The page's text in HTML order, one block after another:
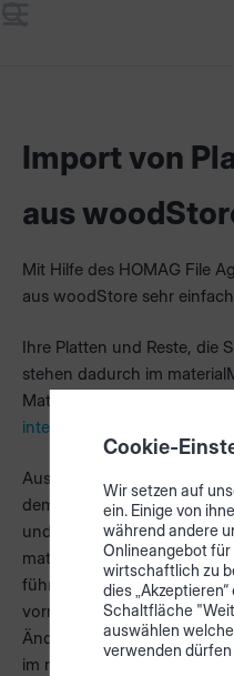
Import von
aus
Mit Hilfe des HOMAG File
aus woodStore sehr
Ihre Platten und Reste, die
stehen dadurch im
Materialverwaltung, und in
intelliDivide
Aus woodStore werden
dem Materialstamm, dem
und die vorhandenen
materialManager importiert.
führende System.
vornehmen, werden im
Änderungen an
im materialManager
Cookie-
Wir setzen auf
ein. Einige von
während andere
Onlineangebot für
wirtschaftlich zu
dies
Schaltfläche
auswählen
verwenden dürfen